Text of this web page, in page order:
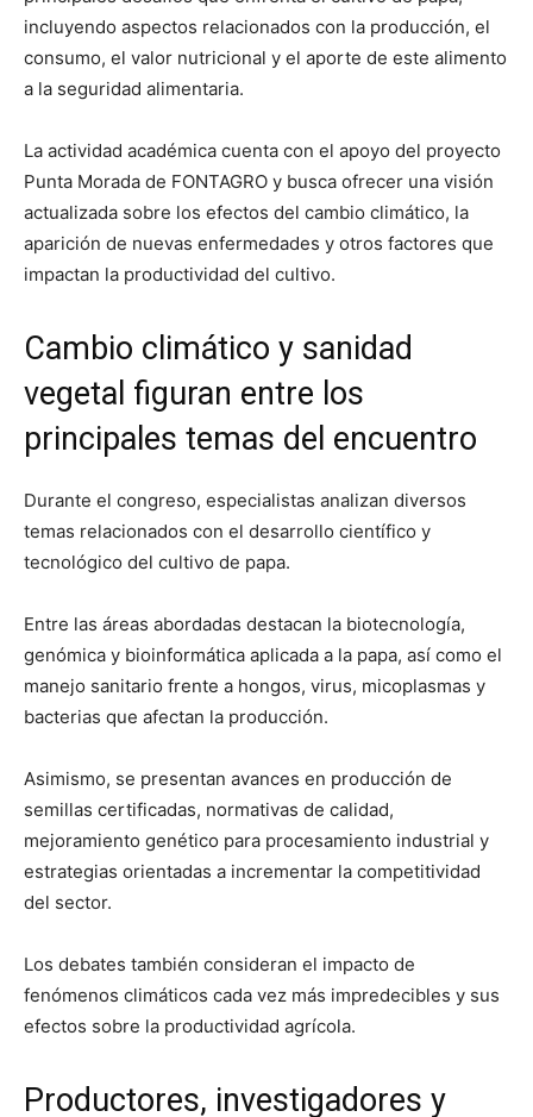
incluyendo aspectos relacionados con la producción, el
consumo, el valor nutricional y el aporte de este alimento
a la seguridad alimentaria.
La actividad académica cuenta con el apoyo del proyecto
Punta Morada de FONTAGRO y busca ofrecer una visión
actualizada sobre los efectos del cambio climático, la
aparición de nuevas enfermedades y otros factores que
impactan la productividad del cultivo.
Cambio climático y sanidad
vegetal figuran entre los
principales temas del encuentro
Durante el congreso, especialistas analizan diversos
temas relacionados con el desarrollo científico y
tecnológico del cultivo de papa.
Entre las áreas abordadas destacan la biotecnología,
genómica y bioinformática aplicada a la papa, así como el
manejo sanitario frente a hongos, virus, micoplasmas y
bacterias que afectan la producción.
Asimismo, se presentan avances en producción de
semillas certificadas, normativas de calidad,
mejoramiento genético para procesamiento industrial y
estrategias orientadas a incrementar la competitividad
del sector.
Los debates también consideran el impacto de
fenómenos climáticos cada vez más impredecibles y sus
efectos sobre la productividad agrícola.
Productores, investigadores y